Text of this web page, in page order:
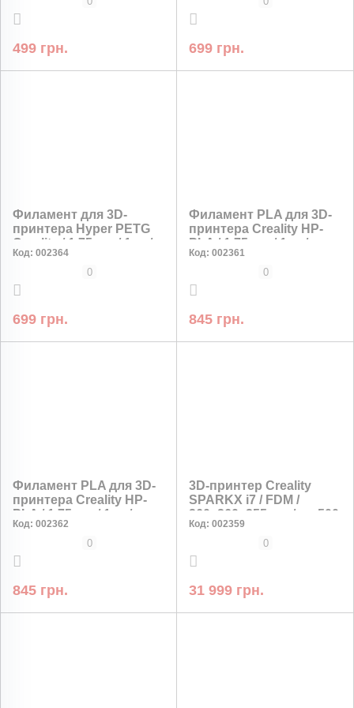
499 грн. 699 грн.
Филамент для 3D-
принтера Hyper PETG
Creality / 1,75 мм / 1 кг /
Черный /
ударопрочный
Код: 002364
0
699 грн.
Филамент PLA для 3D-
принтера Creality HP-
PLA / 1,75 мм / 1 кг /
Черная / легкая печать
Код: 002361
0
845 грн.
Филамент PLA для 3D-
принтера Creality HP-
PLA / 1,75 мм / 1 кг /
Белая / легкая печать
Код: 002362
0
845 грн.
3D-принтер Creality
SPARKX i7 / FDM /
260×260×255 мм / до 500
мм/с / CoreXY /
автокалибровка
Код: 002359
0
31 999 грн.